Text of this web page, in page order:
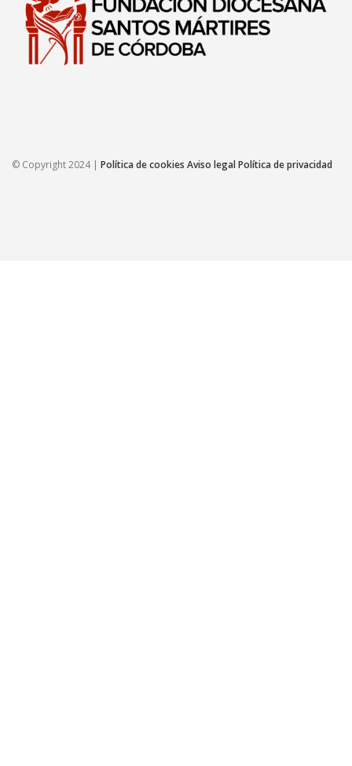
© Copyright 2024 | Política de cookies Aviso legalPolítica de privacidad